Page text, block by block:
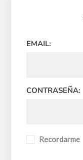
EMAIL:
CONTRASEÑA:
Recordarme